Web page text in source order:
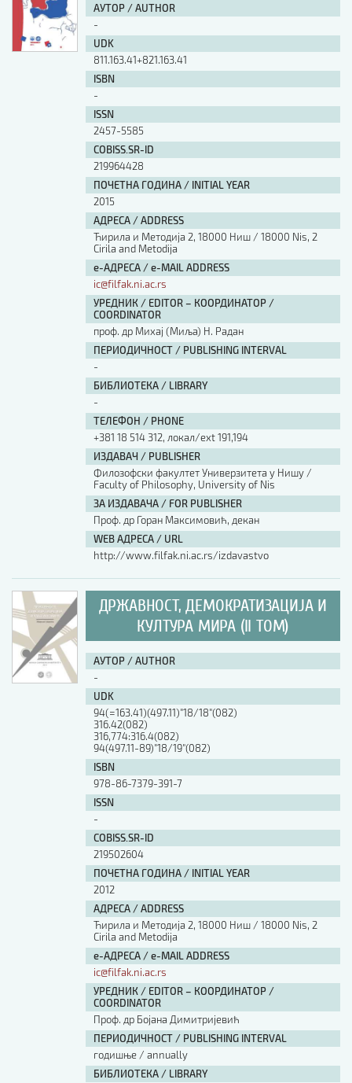
АУТОР / AUTHOR
-
UDK
811.163.41+821.163.41
ISBN
-
ISSN
2457-5585
COBISS.SR-ID
219964428
ПОЧЕТНА ГОДИНА / INITIAL YEAR
2015
АДРЕСА / ADDRESS
Ћирила и Методија 2, 18000 Ниш / 18000 Nis, 2
Cirila and Metodija
е-АДРЕСА / e-MAIL ADDRESS
ic@filfak.ni.ac.rs
УРЕДНИК / EDITOR – КООРДИНАТОР /
COORDINATOR
проф. др Михај (Миља) Н. Радан
ПЕРИОДИЧНОСТ / PUBLISHING INTERVAL
-
БИБЛИОТЕКА / LIBRARY
-
ТЕЛЕФОН / PHONE
+381 18 514 312, локал/ext 191,194
ИЗДАВАЧ / PUBLISHER
Филозофски факултет Универзитета у Нишу /
Faculty of Philosophy, University of Nis
ЗА ИЗДАВАЧА / FOR PUBLISHER
Проф. др Горан Максимовић, декан
WEB АДРЕСА / URL
http://www.filfak.ni.ac.rs/izdavastvo
ДРЖАВНОСТ, ДЕМОКРАТИЗАЦИЈА И
КУЛТУРА МИРА (II ТОМ)
АУТОР / AUTHOR
-
UDK
94(=163.41)(497.11)"18/18"(082)
316.42(082)
316,774:316.4(082)
94(497.11-89)"18/19"(082)
ISBN
978-86-7379-391-7
ISSN
-
COBISS.SR-ID
219502604
ПОЧЕТНА ГОДИНА / INITIAL YEAR
2012
АДРЕСА / ADDRESS
Ћирила и Методија 2, 18000 Ниш / 18000 Nis, 2
Cirila and Metodija
е-АДРЕСА / e-MAIL ADDRESS
ic@filfak.ni.ac.rs
УРЕДНИК / EDITOR – КООРДИНАТОР /
COORDINATOR
Проф. др Бојана Димитријевић
ПЕРИОДИЧНОСТ / PUBLISHING INTERVAL
годишње / annually
БИБЛИОТЕКА / LIBRARY